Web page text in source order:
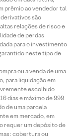
prêmio ao vendedor tal
são
relações de risco e
de perdas
para o investimento
neste tipo de
ou a venda de uma
para liquidação em
escolhido
dias e máximo de 999
de uma parcela
em mercado, em
requer um depósito de
cobertura ou